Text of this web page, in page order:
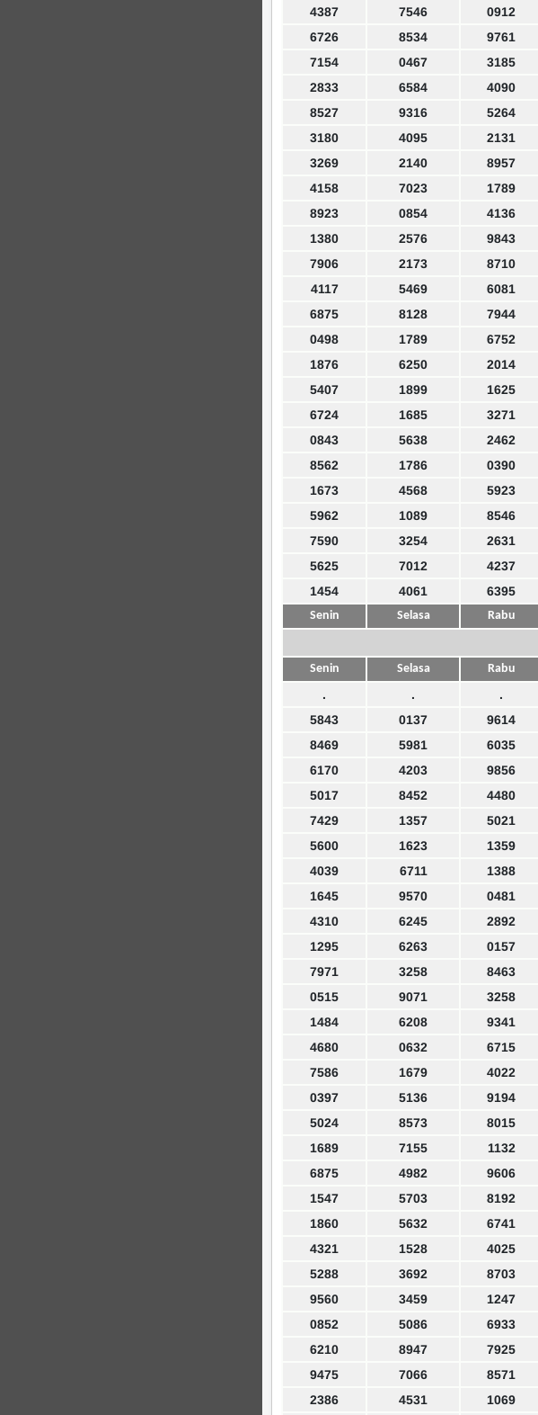
4387
7546 0912
6726
8534 9761
7154
0467 3185
2833
6584 4090
8527
9316 5264
3180
4095 2131
3269
2140 8957
4158
7023 1789
8923
0854 4136
1380
2576 9843
7906
2173 8710
4117
5469 6081
6875
8128 7944
0498
1789 6752
1876
6250 2014
5407
1899 1625
6724
1685 3271
0843
5638 2462
8562
1786 0390
1673
4568 5923
5962
1089 8546
7590
3254 2631
5625
7012 4237
1454
4061 6395
Senin Selasa Rabu
Senin Selasa Rabu
. . .
5843
0137 9614
8469
5981 6035
6170
4203 9856
5017
8452 4480
7429
1357 5021
5600
1623 1359
4039
6711 1388
1645
9570 0481
4310
6245 2892
1295
6263 0157
7971
3258 8463
0515
9071 3258
1484
6208 9341
4680
0632 6715
7586
1679 4022
0397
5136 9194
5024
8573 8015
1689
7155 1132
6875
4982 9606
1547
5703 8192
1860
5632 6741
4321
1528 4025
5288
3692 8703
9560
3459 1247
0852
5086 6933
6210
8947 7925
9475
7066 8571
2386
4531 1069